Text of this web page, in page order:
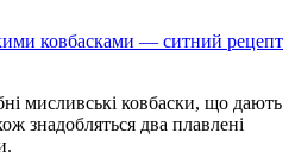
ковбасками — ситний рецепт
мисливські ковбаски, що дають
знадобляться два плавлені